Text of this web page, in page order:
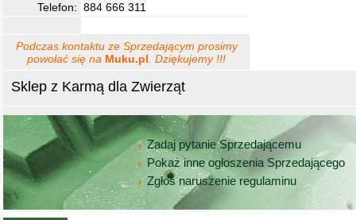
Sklep z Karmą dla Zwierząt
Zadaj pytanie Sprzedającemu
Pokaż inne ogłoszenia Sprzedającego
Zgłoś naruszenie regulaminu
Telefon: 884 666 311
Podczas kontaktu ze Sprzedającym prosimy
powołać się na Muku.pl . Dziękujemy !!!